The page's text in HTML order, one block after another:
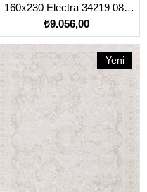
160x230 Electra 34219 080
Kahverengi Açık
₺9.056,00
Yeni
Ürün